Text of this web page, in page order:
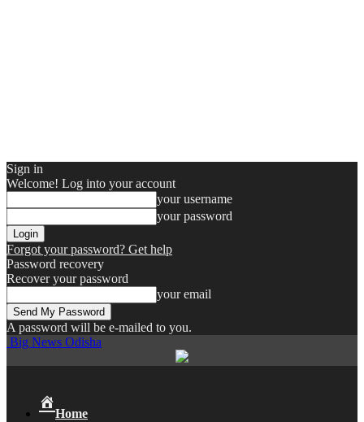
Sign in
Welcome! Log into your account
your username
your password
Forgot your password? Get help
Password recovery
Recover your password
your email
A password will be e-mailed to you.
Big News Odisha
Home